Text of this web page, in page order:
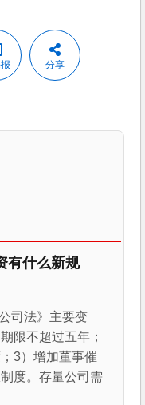
分享
有什么新规
司法》主要变
限不超过五年；
3）增加董事催
度。存量公司需